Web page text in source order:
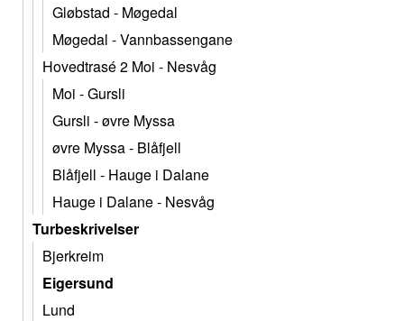
Gløbstad - Møgedal
Møgedal - Vannbassengane
Hovedtrasé 2 Moi - Nesvåg
Moi - Gursli
Gursli - øvre Myssa
øvre Myssa - Blåfjell
Blåfjell - Hauge i Dalane
Hauge i Dalane - Nesvåg
Turbeskrivelser
Bjerkreim
Eigersund
Lund